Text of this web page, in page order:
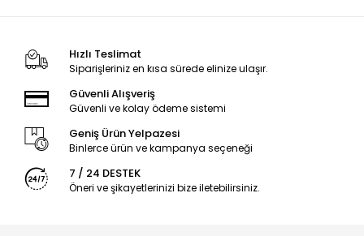
Hızlı Teslimat
Siparişleriniz en kısa sürede elinize ulaşır.
Güvenli Alışveriş
Güvenli ve kolay ödeme sistemi
Geniş Ürün Yelpazesi
Binlerce ürün ve kampanya seçeneği
7 / 24 DESTEK
Öneri ve şikayetlerinizi bize iletebilirsiniz.